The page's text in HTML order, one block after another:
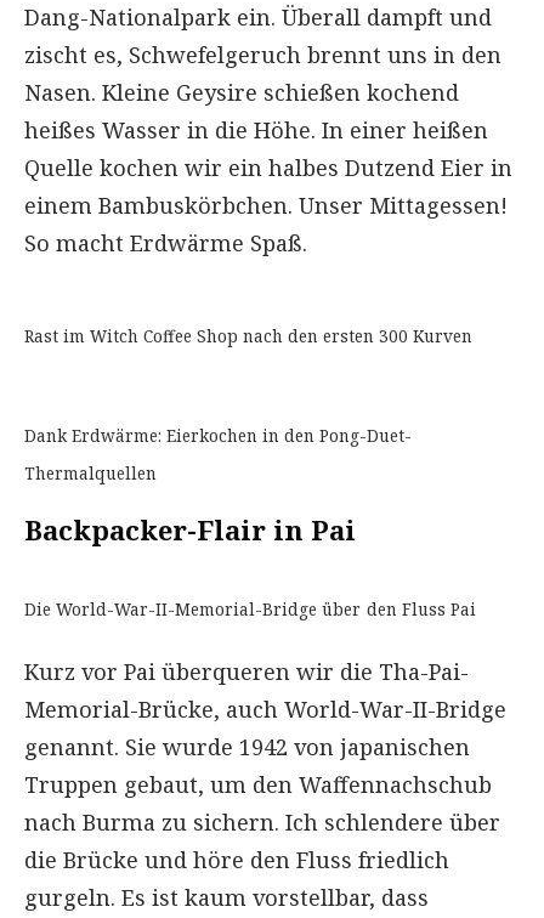
Dang-Nationalpark ein. Überall dampft und
zischt es, Schwefelgeruch brennt uns in den
Nasen. Kleine Geysire schießen kochend
heißes Wasser in die Höhe. In einer heißen
Quelle kochen wir ein halbes Dutzend Eier in
einem Bambuskörbchen. Unser Mittagessen!
So macht Erdwärme Spaß.
Rast im Witch Coffee Shop nach den ersten 300 Kurven
Dank Erdwärme: Eierkochen in den Pong-Duet-
Thermalquellen
Backpacker-Flair in Pai
Die World-War-II-Memorial-Bridge über den Fluss Pai
Kurz vor Pai überqueren wir die Tha-Pai-
Memorial-Brücke, auch World-War-II-Bridge
genannt. Sie wurde 1942 von japanischen
Truppen gebaut, um den Waffennachschub
nach Burma zu sichern. Ich schlendere über
die Brücke und höre den Fluss friedlich
gurgeln. Es ist kaum vorstellbar, dass